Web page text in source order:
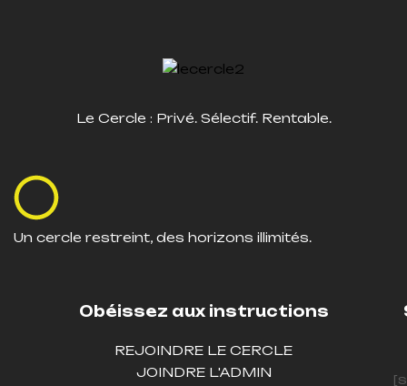
Le Cercle : Privé. Sélectif. Rentable.
Un cercle restreint, des horizons illimités.
Obéissez aux instructions
REJOINDRE LE CERCLE
JOINDRE L'ADMIN